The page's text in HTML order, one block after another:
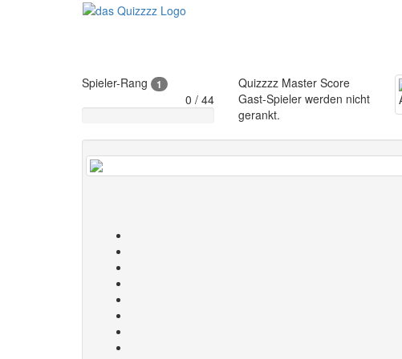
Spieler-Rang 1
0 / 44
Quizzzz Master Score
Gast-Spieler werden nicht
gerankt.